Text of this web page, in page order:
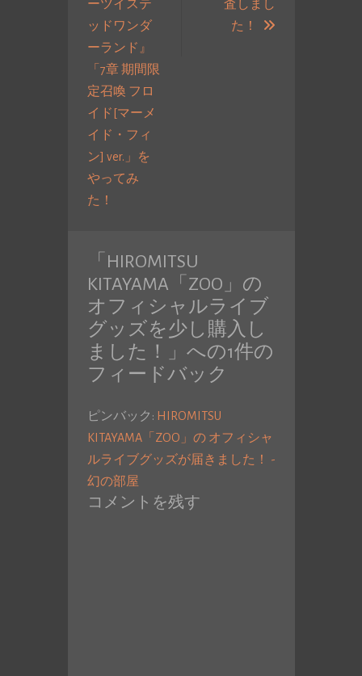
ーツイステ
ッドワンダ
ーランド』
「7章 期間限
定召喚 フロ
イド[マーメ
イド・フィ
ン] ver.」を
やってみ
た！
投
稿:
査しまし
た！
次
「 HIROMITSU
KITAYAMA「ZOO」の
オフィシャルライブ
グッズを少し購入し
ました！
」への1件の
フィードバック
ピンバック: HIROMITSU
KITAYAMA「ZOO」の オフィシャ
ルライブグッズが届きました！ -
幻の部屋
コメントを残す